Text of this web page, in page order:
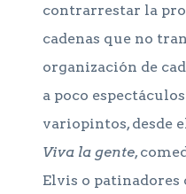
contrarrestar la
cadenas que no
organización de
a poco
variopintos, desde
Viva la gente,
Elvis o patinadores